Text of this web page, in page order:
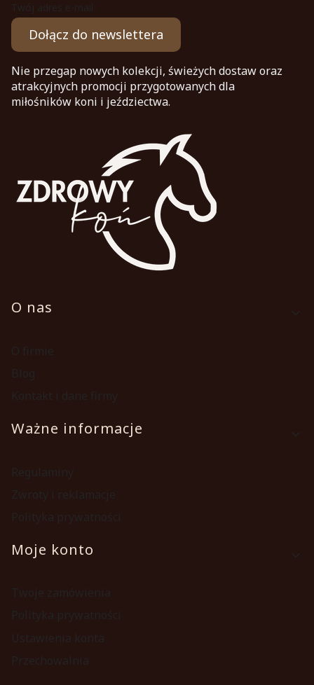
Dołącz do newslettera
Nie przegap nowych kolekcji, świeżych dostaw oraz
atrakcyjnych promocji przygotowanych dla
miłośników koni i jeździectwa.
Linki w stopce
O nas
Ważne informacje
Moje konto